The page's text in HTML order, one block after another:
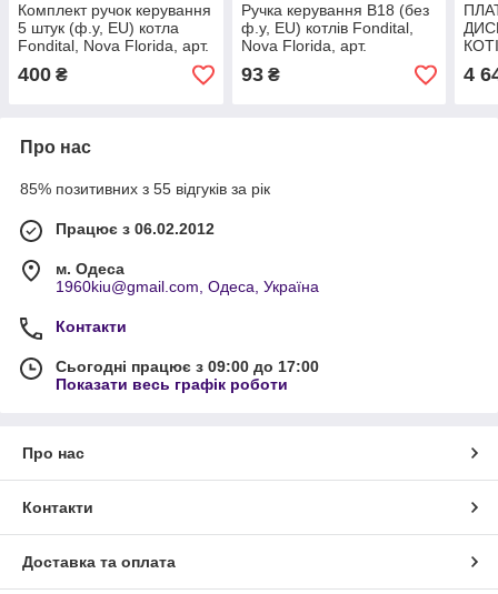
Комплект ручок керування
5 штук (ф.у, EU) котла
Fondital, Nova Florida, арт.
6MANOPOL00​​​​​, к.з. 1835/2
400 ₴
Ручка керування В18 (без
ф.у, EU) котлів Fondital,
Nova Florida, арт.
6MANOPOL00 А​​​​, к.з.
1835/1
93₴
К.З.
4
Про нас
85% позитивних з 55 відгуків за рік
Працює з 06.02.2012
м. Одеса
1960kiu@gmail.com, Одеса, Україна
Контакти
Сьогодні працює з 09:00 до 17:00
Показати весь графік роботи
Про нас
Контакти
Доставка та оплата